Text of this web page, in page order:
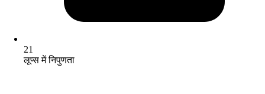
21
लूप्स में निपुणता